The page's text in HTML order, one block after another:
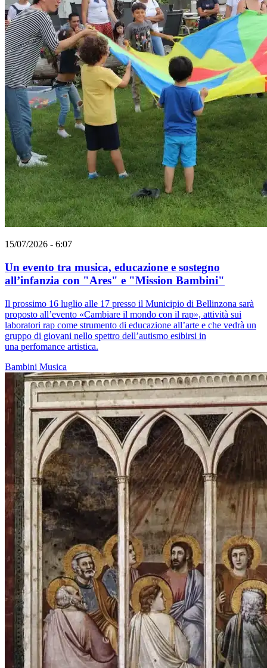
15/07/2026 - 6:07
Un evento tra musica, educazione e sostegno
all’infanzia con "Ares" e "Mission Bambini"
Il prossimo 16 luglio alle 17 presso il Municipio di Bellinzona sarà
proposto all’evento «Cambiare il mondo con il rap», attività sui
laboratori rap come strumento di educazione all’arte e che vedrà un
gruppo di giovani nello spettro dell’autismo esibirsi in
una perfomance artistica.
Bambini Musica